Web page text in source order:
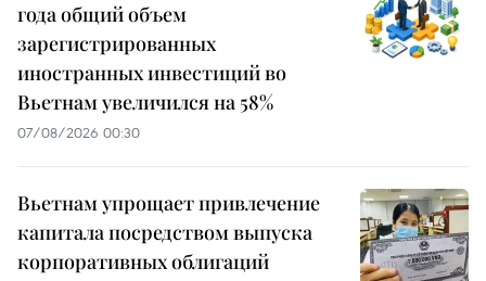
года общий объем
зарегистрированных
иностранных инвестиций во
Вьетнам увеличился на 58%
07/08/2026 00:30
Вьетнам упрощает привлечение
капитала посредством выпуска
корпоративных облигаций